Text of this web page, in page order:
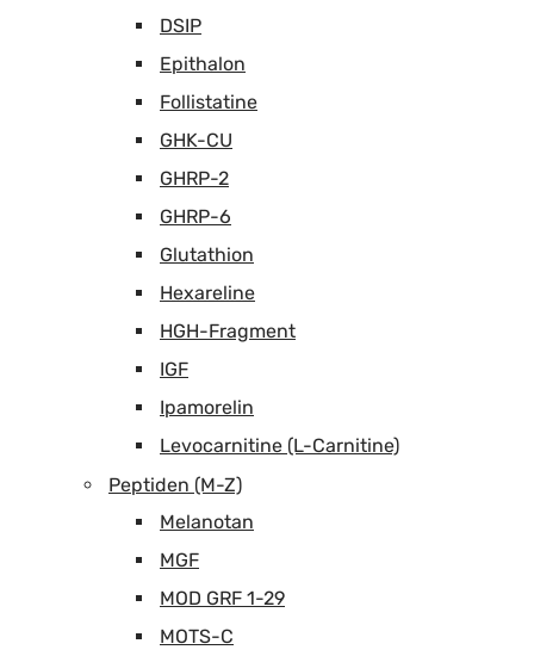
DSIP
Epithalon
Follistatine
GHK-CU
GHRP-2
GHRP-6
Glutathion
Hexareline
HGH-Fragment
IGF
Ipamorelin
Levocarnitine (L-Carnitine)
Peptiden (M-Z)
Melanotan
MGF
MOD GRF 1-29
MOTS-C